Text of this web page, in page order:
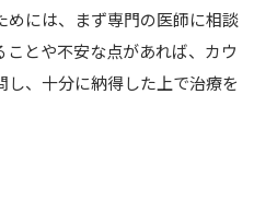
めには、まず専門の医師に相談
とや不安な点があれば、カウ
、十分に納得した上で治療を